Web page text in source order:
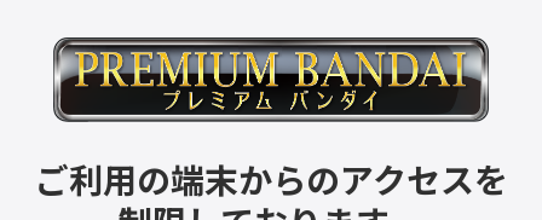
ご利用の端末からのアクセスを